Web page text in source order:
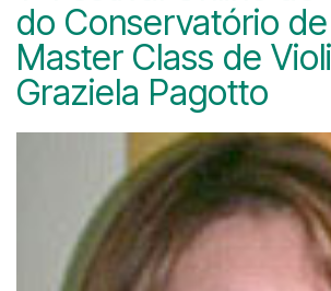
do Conservatório
Master Class de
Graziela Pagotto